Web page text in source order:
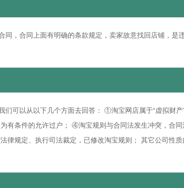
，合同上面有明确的条款规定，卖家故意找回店铺，是
们可以从以下几个方面去回答： ①淘宝网店属于“虚拟财
有条件的允许过户； ④淘宝规则与合同法发生冲突，合
规定、执行司法裁定，已修改淘宝规则； 其它公司性